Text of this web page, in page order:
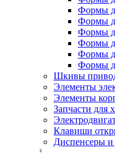
Формы
Формы
Формы
Формы
Формы
Формы
Шкивы
Элементы
Элементы
Запчасти для
Клавиши
Диспенсеры и